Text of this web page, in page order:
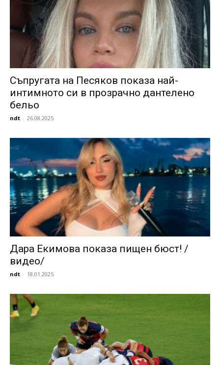
Съпругата на Песяков показа най-
интимното си в прозрачно дантелено
бельо
ndt - 26.08.2025
Дара Екимова показа пищен бюст! /
видео/
ndt - 18.01.2025